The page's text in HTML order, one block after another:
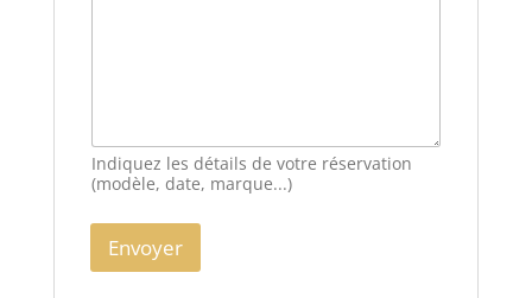
Indiquez les détails de votre réservation
(modèle, date, marque...)
Envoyer